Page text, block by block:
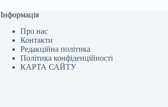
Інформація
Про нас
Контакти
Редакційна політика
Політика конфіденційності
КАРТА САЙТУ